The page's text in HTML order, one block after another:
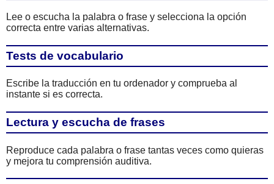
Lee o escucha la palabra o frase y selecciona la opción
correcta entre varias alternativas.
Tests de vocabulario
Escribe la traducción en tu ordenador y comprueba al
instante si es correcta.
Lectura y escucha de frases
Reproduce cada palabra o frase tantas veces como quieras
y mejora tu comprensión auditiva.